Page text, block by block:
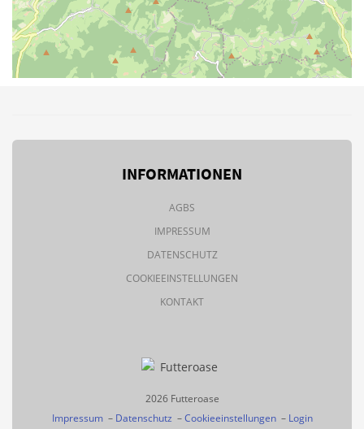
INFORMATIONEN
AGBS
IMPRESSUM
DATENSCHUTZ
COOKIEEINSTELLUNGEN
KONTAKT
2026 Futteroase
Impressum– Datenschutz –Cookieeinstellungen– Login